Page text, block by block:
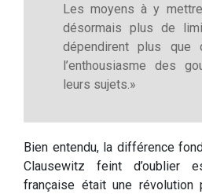
Les moyens à y
désormais plus de
dépendirent plus que
l’enthousiasme des
leurs sujets.»
Bien entendu, la différence
Clausewitz feint d’oublier
française était une révolution